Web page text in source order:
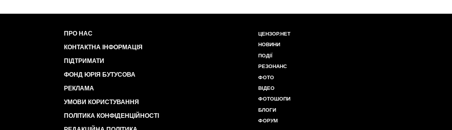
ПРО НАС
КОНТАКТНА ІНФОРМАЦІЯ
ПІДТРИМАТИ
ФОНД ЮРІЯ БУТУСОВА
РЕКЛАМА
УМОВИ КОРИСТУВАННЯ
ПОЛІТИКА КОНФІДЕНЦІЙНОСТІ
ЦЕНЗОР.НЕТ
НОВИНИ
ПОДІЇ
РЕЗОНАНС
ФОТО
ВІДЕО
ФОТОШОПИ
БЛОГИ
ФОРУМ